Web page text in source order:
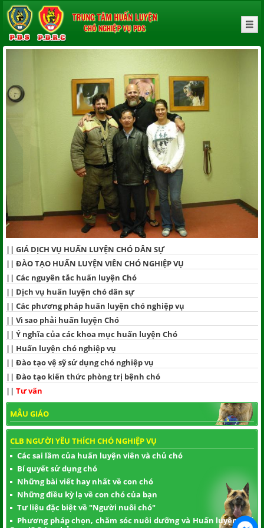
|| GIÁ DỊCH VỤ HUẤN LUYỆN CHÓ DÂN SỰ
|| ĐÀO TẠO HUẤN LUYỆN VIÊN CHÓ NGHIỆP VỤ
|| Các nguyên tắc huấn luyện Chó
|| Dịch vụ huấn luyện chó dân sự
|| Các phương pháp huấn luyện chó nghiệp vụ
|| Vì sao phải huấn luyện Chó
|| Ý nghĩa của các khoa mục huấn luyện Chó
|| Huấn luyện chó nghiệp vụ
|| Đào tạo vệ sỹ sử dụng chó nghiệp vụ
|| Đào tạo kiến thức phòng trị bệnh chó
|| Tư vấn
MẪU GIÁO
CLB NGƯỜI YÊU THÍCH CHÓ NGHIỆP VỤ
Các sai lầm của huấn luyện viên và chủ chó
Bí quyết sử dụng chó
Những bài viết hay nhất về con chó
Những điều kỳ lạ về con chó của bạn
Tư liệu đặc biệt về "Người nuôi chó"
Phương pháp chọn, chăm sóc nuôi dưỡng và Huấn luyện chó